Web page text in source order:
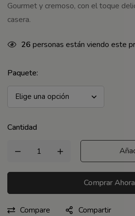
Gourmet y cremoso, con el toque
casera.
26 personas están viendo este
Paquete:
Cantidad
Comprar Ahora
Compare Compartir